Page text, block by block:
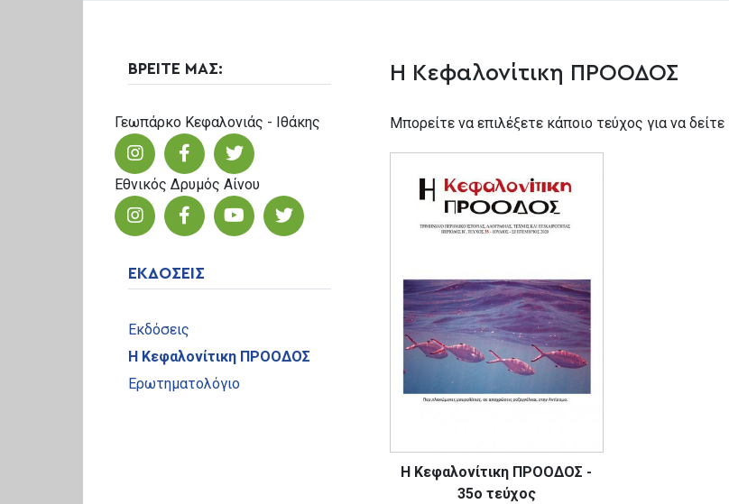
Η Κεφαλονίτικη ΠΡΟΟΔΟΣ
Μπορείτε να επιλέξετε κάποιο τεύχος για να
Η Κεφαλονίτικη ΠΡΟΟΔΟΣ -
35ο τεύχος
ΒΡΕΙΤΕ ΜΑΣ:
Γεωπάρκο Κεφαλονιάς - Ιθάκης
Εθνικός Δρυμός Αίνου
ΕΚΔΟΣΕΙΣ
Εκδόσεις
Η Κεφαλονίτικη ΠΡΟΟΔΟΣ
Ερωτηματολόγιο